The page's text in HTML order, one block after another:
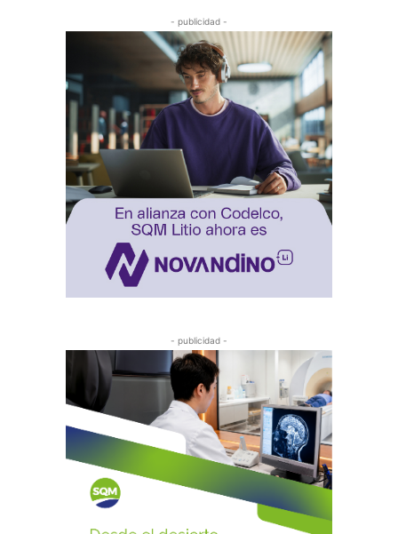
- publicidad -
- publicidad -